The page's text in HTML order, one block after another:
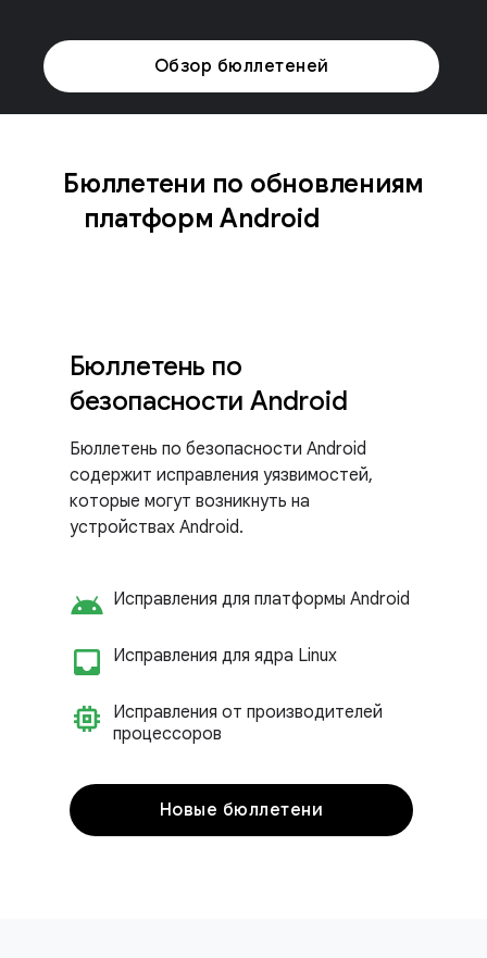
Обзор бюллетеней
Бюллетени по обновлениям
платформ Android
Бюллетень по
безопасности Android
Бюллетень по безопасности Android
содержит исправления уязвимостей,
которые могут возникнуть на
устройствах Android.
android Исправления для платформы Android
inbox_customize
Исправления для ядра Linux
memory
Исправления от производителей
процессоров
Новые бюллетени